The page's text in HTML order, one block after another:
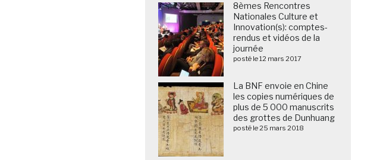
8èmes Rencontres
Nationales Culture et
Innovation(s): comptes-
rendus et vidéos de la
journée
posté le 12 mars 2017
La BNF envoie en Chine
les copies numériques de
plus de 5 000 manuscrits
des grottes de Dunhuang
posté le 25 mars 2018